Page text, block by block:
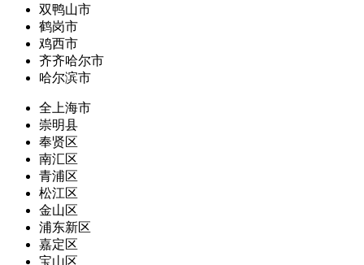
双鸭山市
鹤岗市
鸡西市
齐齐哈尔市
哈尔滨市
全上海市
崇明县
奉贤区
南汇区
青浦区
松江区
金山区
浦东新区
嘉定区
宝山区